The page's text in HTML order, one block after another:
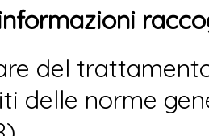
del
delle norme